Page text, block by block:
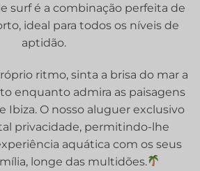
surf é a combinação perfeita de
ideal para todos os níveis de
aptidão.
ritmo, sinta a brisa do mar a
enquanto admira as paisagens
Ibiza. O nosso aluguer exclusivo
privacidade, permitindo-lhe
aquática com os seus
longe das multidões.